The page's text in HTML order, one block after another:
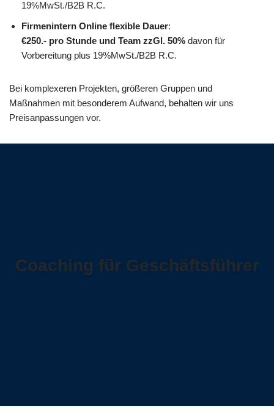
19%MwSt./B2B R.C.
Firmenintern Online flexible Dauer:
€250.- pro Stunde und Team zzGl. 50% davon für
Vorbereitung plus 19%MwSt./B2B R.C.
Bei komplexeren Projekten, größeren Gruppen und
Maßnahmen mit besonderem Aufwand, behalten wir uns
Preisanpassungen vor.
Coaching für Geschäftsführer